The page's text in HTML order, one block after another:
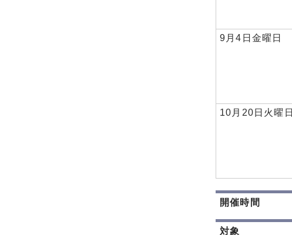
9月4日金曜日
10月20日火曜日
開催時間
対象